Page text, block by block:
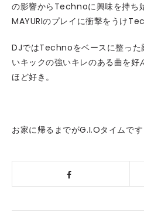
の影響からTechnoに興味を持ち
MAYURIのプレイに衝撃をうけ
DJではTechnoをベースに整った
いキックの強いキレのある曲を
ほど好き。
お家に帰るまでがG.I.Oタイムです